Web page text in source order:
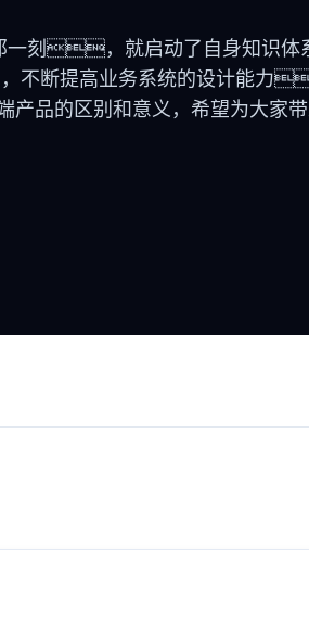
刻，就启动了自身知识体
，不断提高业务系统的设计能
品的区别和意义，希望为大家